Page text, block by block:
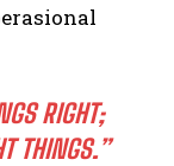
RIGHT;
THINGS.”